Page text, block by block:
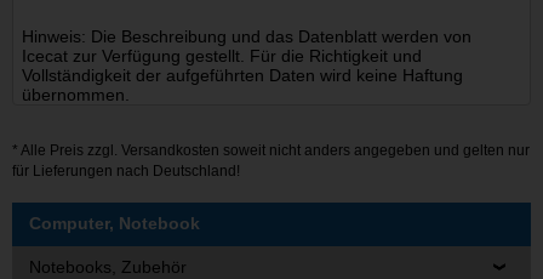
Hinweis: Die Beschreibung und das Datenblatt werden von
Icecat zur Verfügung gestellt. Für die Richtigkeit und
Vollständigkeit der aufgeführten Daten wird keine Haftung
übernommen.
* Alle Preis zzgl. Versandkosten soweit nicht anders angegeben und gelten nur
für Lieferungen nach Deutschland!
Computer, Notebook
Notebooks, Zubehör